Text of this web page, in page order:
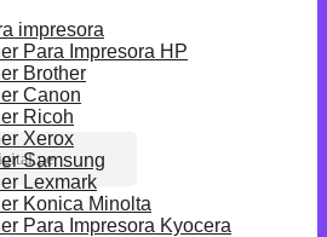
impresora
Para Impresora HP
Brother
Canon
Ricoh
Xerox
Samsung
Lexmark
Konica Minolta
Para Impresora Kyocera